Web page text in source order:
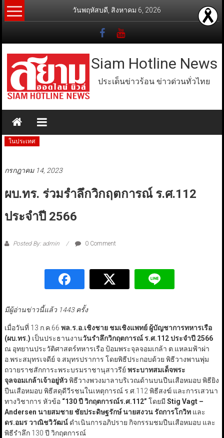
Skip
to
วันพฤหัสบดี, สิงหาคม 6, 2026
Siam Hotline News
ประเด็นข่าวร้อน ข่าวด่วนทั่วไทย
ในประเทศ
กรกฎาคม 14, 2023
ผบ.ทร. ร่วมรำลึกวิกฤตการณ์ ร.ศ.112
ประจำปี 2566
Posted By: admin 0 Comment
มีผู้อ่านข่าวนี้แล้ว 1443 ครั้ง
เมื่อวันที่ 13 ก.ค.66 พล.ร.อ.เชิงชาย ชมเชิงแพทย์ ผู้บัญชาการทหารเรือ
(ผบ.ทร.) เป็นประธานงานวันรำลึกวิกฤตการณ์ ร.ศ.112 ประจำปี 2566
ณ อุทยานประวัติศาสตร์ทหารเรือ ป้อมพระจุลจอมเกล้า ต.แหลมฟ้าผ่า
อ.พระสมุทรเจดีย์ จ.สมุทรปราการ โดยพิธีประกอบด้วย พิธีวางพานพุ่ม
ถวายราชสักการะพระบรมราชานุสาวรีย์ พระบาทสมเด็จพระ
จุลจอมเกล้าเจ้าอยู่หัวพิธีวางพวงมาลาบริเวณด้านบนปืนเสือหมอบ พิธียิง
ปืนเสือหมอบ พิธีสดุดีวีรชนในเหตุการณ์ ร.ศ.112 พิธีสงฆ์ และการเสวนา
ทางวิชาการ หัวข้อ “130 ปี วิกฤตการณ์ร.ศ.112” โดยมี Stig Vagt –
Andersen นายสมชาย ชัยประดิษฐรักษ์นายสงวน รัถการโกวิทและ
ดร.อมรวาณิชวิวัฒน์ดำเนินการอภิปราย กิจกรรมชมปืนเสือหมอบ และ
พิธีรำลึก 130 ปี วิกฤตการณ์